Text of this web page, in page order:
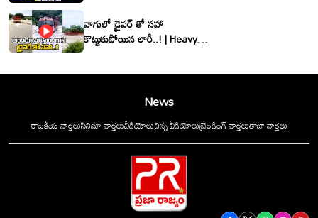
వాగులో డ్రైవర్ తో సహా
కొట్టుకుపోయిన లారీ..! | Heavy
News
రాజకీయ వార్తలుసినిమా వార్తలువీడియోలుచిన్న వీడియోలుట్రెండింగ్ వార్తలుతాజా వార్తలు